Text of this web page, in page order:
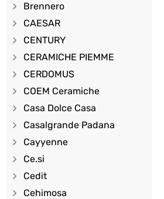
Brennero
CAESAR
CENTURY
CERAMICHE PIEMME
CERDOMUS
COEM Ceramiche
Casa Dolce Casa
Casalgrande Padana
Cayyenne
Ce.si
Cedit
Cehimosa